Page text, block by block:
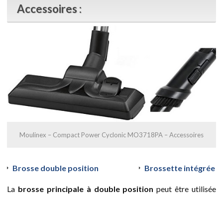
Accessoires :
Moulinex – Compact Power Cyclonic MO3718PA – Accessoires
Brosse double position Brossette intégrée
La brosse principale à double position peut être utilisée